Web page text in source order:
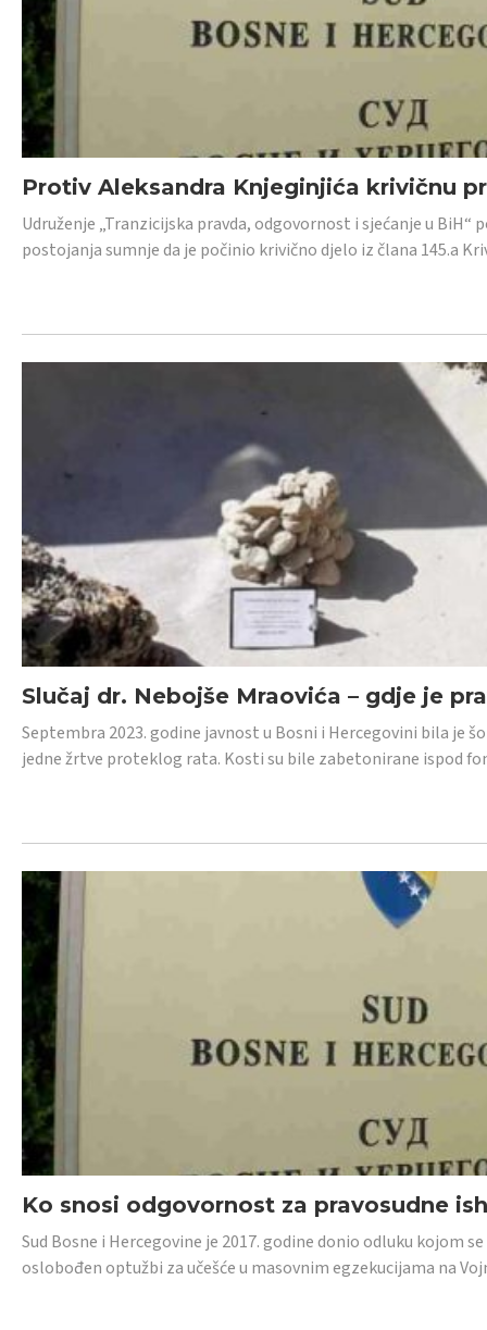
Protiv Aleksandra Knjeginjića krivičnu
Udruženje „Tranzicijska pravda, odgovornost i sjećanje u
postojanja sumnje da je počinio krivično djelo iz člana 145.a
Slučaj dr. Nebojše Mraovića – gdje je
Septembra 2023. godine javnost u Bosni i Hercegovini bila je
jedne žrtve proteklog rata. Kosti su bile zabetonirane ispod
Ko snosi odgovornost za pravosudne
Sud Bosne i Hercegovine je 2017. godine donio odluku kojom
oslobođen optužbi za učešće u masovnim egzekucijama na